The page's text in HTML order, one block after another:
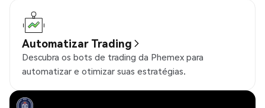
Automatizar Trading
Descubra os bots de trading da Phemex para
automatizar e otimizar suas estratégias.